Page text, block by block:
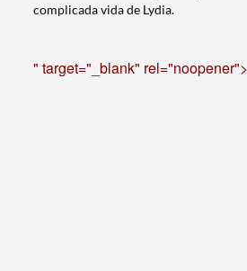
complicada vida de Lydia.
" target="_blank" rel="noopener">